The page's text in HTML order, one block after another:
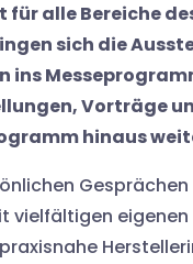
alle Bereiche
sich die
Vorträge
hinaus
vielfältigen